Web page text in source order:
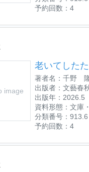
予約回数：4
image
老いてした
著者名：千野
出版者：文藝春
出版年：2026.5
資料形態：文庫
分類番号：913.6
予約回数：4